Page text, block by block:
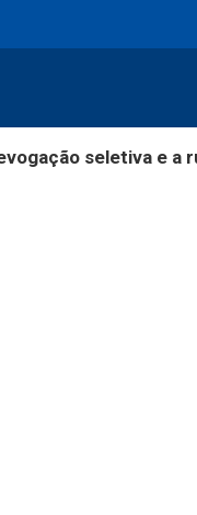
seletiva e a